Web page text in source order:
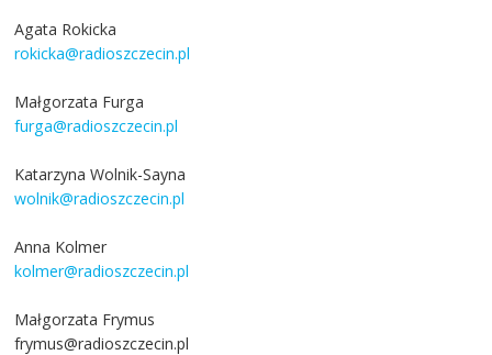
Agata Rokicka
rokicka@radioszczecin.pl
Małgorzata Furga
furga@radioszczecin.pl
Katarzyna Wolnik-Sayna
wolnik@radioszczecin.pl
Anna Kolmer
kolmer@radioszczecin.pl
Małgorzata Frymus
frymus@radioszczecin.pl